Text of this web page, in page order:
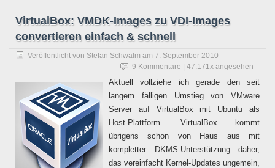
VirtualBox: VMDK-Images zu VDI-Images
convertieren einfach & schnell
Veröffentlicht von Stefan Schwalm am 7. September 2010
9 Kommentare | 47.171x angesehen
Aktuell vollziehe ich gerade den seit
langem fälligen Umstieg von VMware
Server auf VirtualBox mit Ubuntu als
Host-Plattform. VirtualBox kommt
übrigens schon von Haus aus mit
kompletter DKMS-Unterstützung daher,
das vereinfacht Kernel-Updates ungemein,